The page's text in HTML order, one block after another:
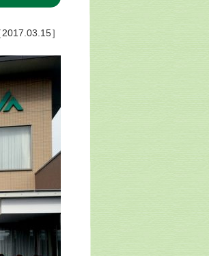
2017.03.15］